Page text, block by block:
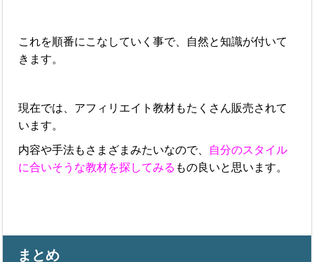
これを順番にこなしていく事で、自然と知識が付いて
きます。
現在では、アフィリエイト教材もたくさん販売されて
います。
内容や手法もさまざまみたいなので、 自分のスタイル
に合いそうな教材を探してみる もの良いと思います。
まとめ